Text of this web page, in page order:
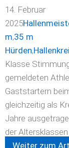
14. Februar
2025
m,35 m
Hürden,
Klasse
gemeldeten
Gaststartern
gleichzeitig als
Jahre
der
Weiter zum